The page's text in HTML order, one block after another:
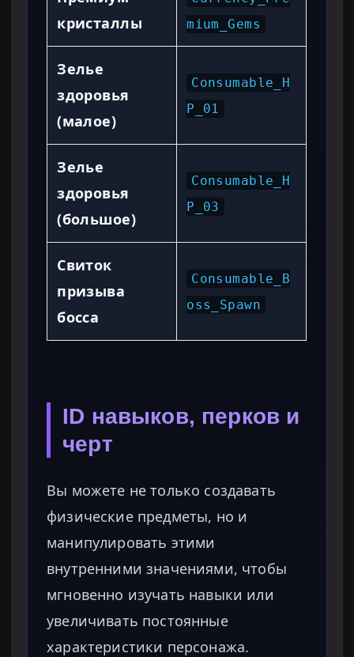
кристаллы
mium_Gems
Зелье
здоровья
(малое)
Consumable_H
P_01
Зелье
здоровья
(большое)
Consumable_H
P_03
Свиток
призыва
босса
Consumable_B
oss_Spawn
ID навыков, перков и
черт
Вы можете не только создавать
физические предметы, но и
манипулировать этими
внутренними значениями, чтобы
мгновенно изучать навыки или
увеличивать постоянные
характеристики персонажа.